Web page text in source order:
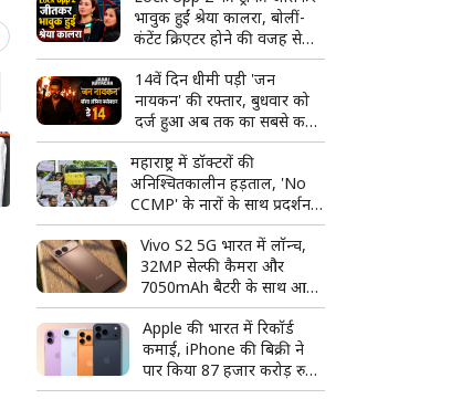
भावुक हुईं श्रेया कालरा, बोलीं-
कंटेंट क्रिएटर होने की वजह से
मुझे कम समझा गया
14वें दिन धीमी पड़ी 'जन
नायकन' की रफ्तार, बुधवार को
दर्ज हुआ अब तक का सबसे कम
बॉक्स ऑफिस कलेक्शन
महाराष्ट्र में डॉक्टरों की
अनिश्चितकालीन हड़ताल, 'No
CCMP' के नारों के साथ प्रदर्शन;
बॉम्बे हाईकोर्ट ने लिया स्वत: संज्ञान
Vivo S2 5G भारत में लॉन्च,
32MP सेल्फी कैमरा और
7050mAh बैटरी के साथ आया
नया स्मार्टफोन
Apple की भारत में रिकॉर्ड
कमाई, iPhone की बिक्री ने
पार किया 87 हजार करोड़ रुपये
का आंकड़ा